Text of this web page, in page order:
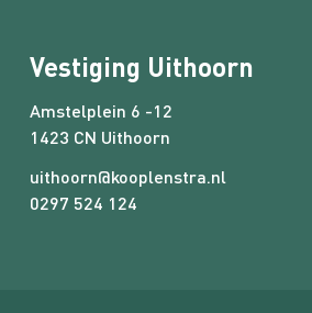
Vestiging Uithoorn
Amstelplein 6 -12
1423 CN Uithoorn
uithoorn@kooplenstra.nl
0297 524 124